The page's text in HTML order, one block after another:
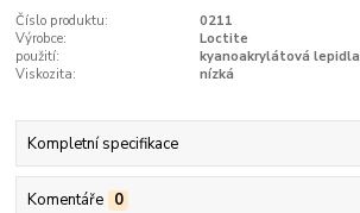
Číslo produktu:
0211
Výrobce:
Loctite
použití:
kyanoakrylátová lepidla
Viskozita:
nízká
Kompletní specifikace
Komentáře 0